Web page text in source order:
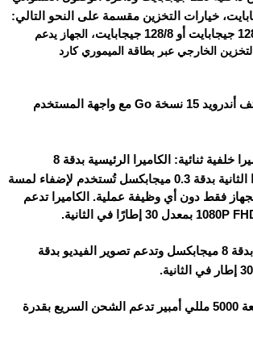
4 أو 6 أو 8 جيجابايت، خيارات التخزين مقسمة على النحو التالي:
، الجهاز يدعم
الخارجي عبر بطاقة الميموري كارد
نظام تشغيل الهاتف أندرويد 15 نسخة Go مع واجهة المستخدم
الهاتف مزود بكاميرا خلفية ثنائية: الكاميرا الرئيسية بدقة 8
ميجابكسل، والكاميرا الثانية بدقة 0.3 ميجابكسل تُستخدم لإضفاء لمسة
فقط دون أي وظيفة عملية. الكاميرا تدعم
الكاميرا الأمامية بدقة 8 ميجابكسل وتدعم تصوير الفيديو بدقة
البطارية تأتي بسعة 5000 مللي أمبير تدعم الشحن السريع بقدرة